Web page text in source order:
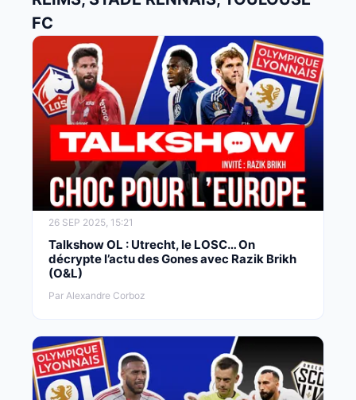
FC
26 SEP 2025, 15:21
Talkshow OL : Utrecht, le LOSC… On
décrypte l’actu des Gones avec Razik Brikh
(O&L)
Par Alexandre Corboz